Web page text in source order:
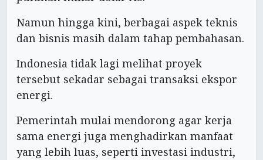
Namun hingga kini, berbagai aspek teknis
dan bisnis masih dalam tahap pembahasan.
Indonesia tidak lagi melihat proyek
tersebut sekadar sebagai transaksi ekspor
energi.
Pemerintah mulai mendorong agar kerja
sama energi juga menghadirkan manfaat
yang lebih luas, seperti investasi industri,